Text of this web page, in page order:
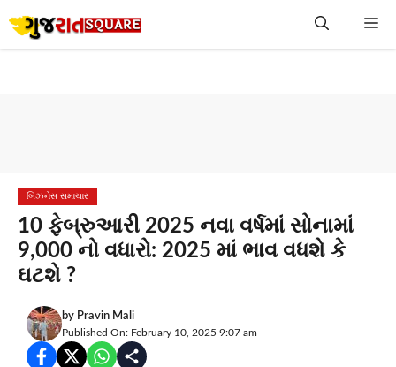
to
બિઝનેસ સમાચાર
10 ફેબ્રુઆરી 2025 નવા વર્ષમાં સોનામાં
9,000 નો વધારો: 2025 માં ભાવ વધશે કે
ઘટશે ?
by Pravin Mali
Published On: February 10, 2025 9:07 am